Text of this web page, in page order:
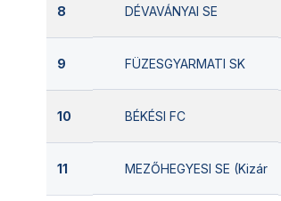
8 DÉVAVÁNYAI SE
9 FÜZESGYARMATI SK
10 BÉKÉSI FC
11 MEZŐHEGYESI SE (Kizárva)